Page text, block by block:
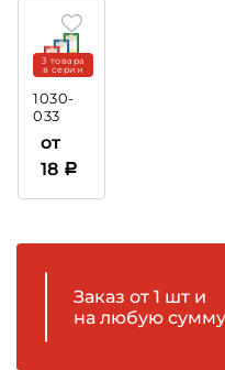
1030-
033
3 товара
в серии
от
18
Заказ от 1 шт и
на любую сумму